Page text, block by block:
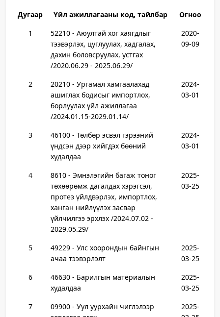
Дугаар Үйл ажиллагааны код, тайлбар
Огноо
1
52210 - Аюултай хог хаягдлыг
тээвэрлэх, цуглуулах, хадгалах,
дахин боловсруулах, устгах
/2020.06.29 - 2025.06.29/
2020-
09-09
2
20210 - Ургамал хамгаалахад
ашиглах бодисыг импортлох,
борлуулах үйл ажиллагаа
/2024.01.15-2029.01.14/
2024-
03-01
3
46100 - Төлбөр эсвэл гэрээний
үндсэн дээр хийгдэх бөөний
худалдаа
2024-
03-01
4
8610 - Эмнэлэгийн багаж тоног
төхөөрөмж дагалдах хэрэгсэл,
протез үйлдвэрлэх, импортлох,
ханган нийлүүлэх засвар
үйлчилгээ эрхлэх /2024.07.02 -
2029.05.29/
2025-
03-25
5
49229 - Улс хоорондын байнгын
ачаа тээвэрлэлт
2025-
03-25
6
46630 - Барилгын материалын
худалдаа
2025-
03-25
7
09900 - Уул уурхайн чиглэлээр
2025-